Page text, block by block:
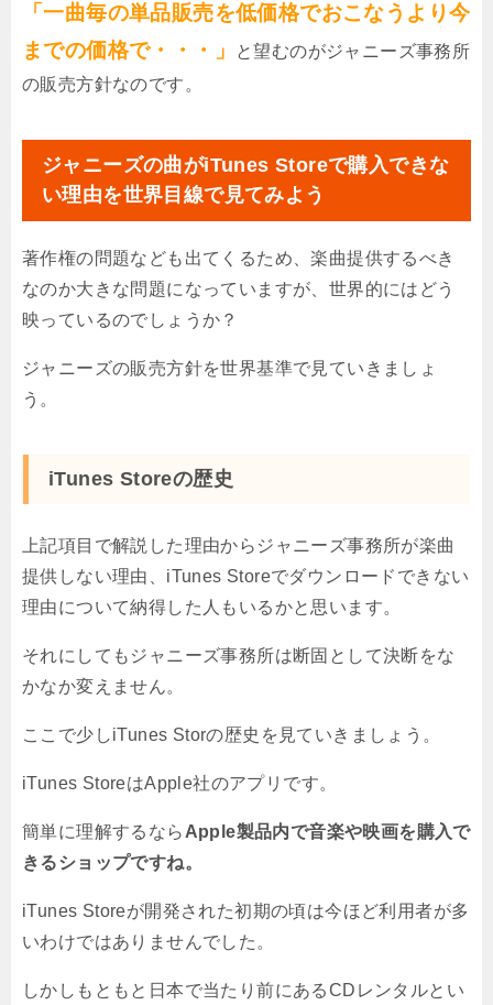
「一曲毎の単品販売を低価格でおこなうより今
までの価格で・・・」
と望むのがジャニーズ事務所
の販売方針なのです。
ジャニーズの曲がiTunes Storeで購入できな
い理由を世界目線で見てみよう
著作権の問題なども出てくるため、楽曲提供するべき
なのか大きな問題になっていますが、世界的にはどう
映っているのでしょうか？
ジャニーズの販売方針を世界基準で見ていきましょ
う。
iTunes Storeの歴史
上記項目で解説した理由からジャニーズ事務所が楽曲
提供しない理由、iTunes Storeでダウンロードできない
理由について納得した人もいるかと思います。
それにしてもジャニーズ事務所は断固として決断をな
かなか変えません。
ここで少しiTunes Storの歴史を見ていきましょう。
iTunes StoreはApple社のアプリです。
簡単に理解するなら Apple製品内で音楽や映画を購入で
きるショップですね。
iTunes Storeが開発された初期の頃は今ほど利用者が多
いわけではありませんでした。
しかしもともと日本で当たり前にあるCDレンタルとい